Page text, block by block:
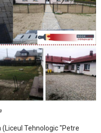
Tehnologic "Petre